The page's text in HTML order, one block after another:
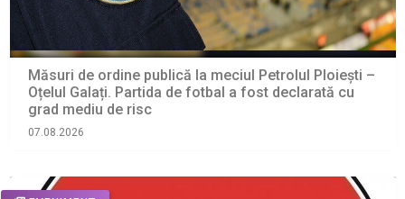
Măsuri de ordine publică la meciul Petrolul Ploiești –
Oțelul Galați. Partida de fotbal a fost declarată cu
grad mediu de risc
07.08.2026